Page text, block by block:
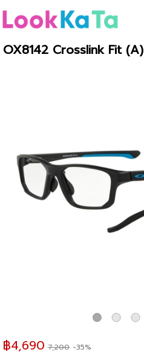
OX8142 Crosslink Fit (A)
฿4,690 7,200 -35%